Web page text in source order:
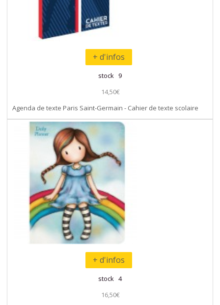
+ d'infos
stock 9
14,50€
Agenda de texte Paris Saint-Germain - Cahier de texte scolaire
+ d'infos
stock 4
16,50€